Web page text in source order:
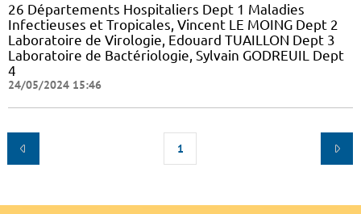
26 Départements Hospitaliers Dept 1 Maladies
Infectieuses et Tropicales, Vincent LE MOING Dept 2
Laboratoire de Virologie, Edouard TUAILLON Dept 3
Laboratoire de Bactériologie, Sylvain GODREUIL Dept
4
24/05/2024 15:46
1